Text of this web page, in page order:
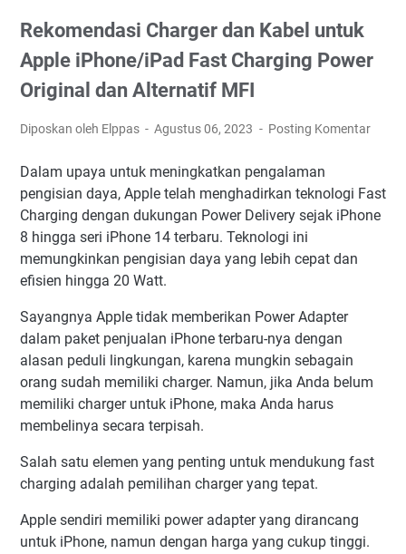
Rekomendasi Charger dan Kabel untuk
Apple iPhone/iPad Fast Charging Power
Original dan Alternatif MFI
Diposkan oleh Elppas Agustus 06, 2023 Posting Komentar
Dalam upaya untuk meningkatkan pengalaman
pengisian daya, Apple telah menghadirkan teknologi Fast
Charging dengan dukungan Power Delivery sejak iPhone
8 hingga seri iPhone 14 terbaru. Teknologi ini
memungkinkan pengisian daya yang lebih cepat dan
efisien hingga 20 Watt.
Sayangnya Apple tidak memberikan Power Adapter
dalam paket penjualan iPhone terbaru-nya dengan
alasan peduli lingkungan, karena mungkin sebagain
orang sudah memiliki charger. Namun, jika Anda belum
memiliki charger untuk iPhone, maka Anda harus
membelinya secara terpisah.
Salah satu elemen yang penting untuk mendukung fast
charging adalah pemilihan charger yang tepat.
Apple sendiri memiliki power adapter yang dirancang
untuk iPhone, namun dengan harga yang cukup tinggi.